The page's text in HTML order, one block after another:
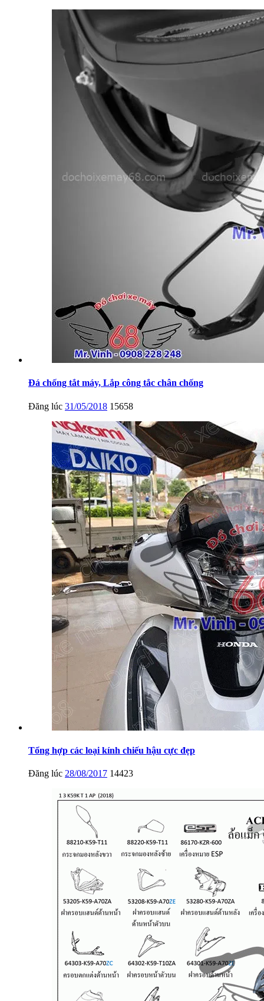
Đá chống tắt máy, Lắp công tắc chân chống
Đăng lúc 31/05/2018 15658
Tổng hợp các loại kính chiếu hậu cực đẹp
Đăng lúc 28/08/2017 14423